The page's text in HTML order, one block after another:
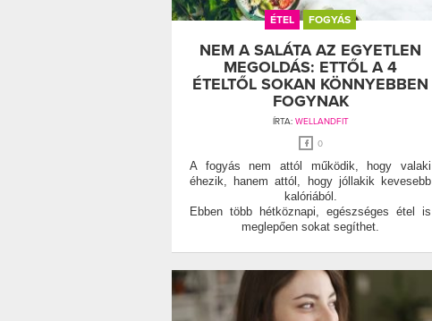
ÉTEL FOGYÁS
NEM A SALÁTA AZ EGYETLEN
MEGOLDÁS: ETTŐL A 4
ÉTELTŐL SOKAN KÖNNYEBBEN
FOGYNAK
ÍRTA: WELLANDFIT
0
A fogyás nem attól működik, hogy valaki
éhezik, hanem attól, hogy jóllakik kevesebb
kalóriából.
Ebben több hétköznapi, egészséges étel is
meglepően sokat segíthet.